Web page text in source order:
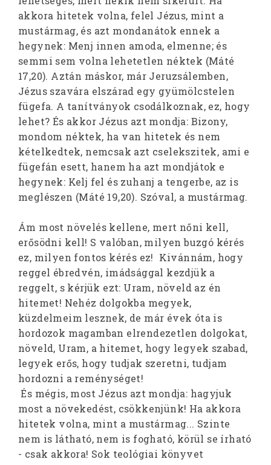
akkora hitetek volna, felel Jézus, mint a
mustármag, és azt mondanátok ennek a
hegynek: Menj innen amoda, elmenne; és
semmi sem volna lehetetlen néktek (Máté
17,20). Aztán máskor, már Jeruzsálemben,
Jézus szavára elszárad egy gyümölcstelen
fügefa. A tanítványok csodálkoznak, ez, hogy
lehet? És akkor Jézus azt mondja: Bizony,
mondom néktek, ha van hitetek és nem
kételkedtek, nemcsak azt cselekszitek, ami e
fügefán esett, hanem ha azt mondjátok e
hegynek: Kelj fel és zuhanj a tengerbe, az is
meglészen (Máté 19,20). Szóval, a mustármag.
Ám most növelés kellene, mert nőni kell,
erősödni kell! S valóban, milyen buzgó kérés
ez, milyen fontos kérés ez! Kivánnám, hogy
reggel ébredvén, imádsággal kezdjük a
reggelt, s kérjük ezt: Uram, növeld az én
hitemet! Nehéz dolgokba megyek,
küzdelmeim lesznek, de már évek óta is
hordozok magamban elrendezetlen dolgokat,
növeld, Uram, a hitemet, hogy legyek szabad,
legyek erős, hogy tudjak szeretni, tudjam
hordozni a reménységet!
És mégis, most Jézus azt mondja: hagyjuk
most a növekedést, csökkenjünk! Ha akkora
hitetek volna, mint a mustármag... Szinte
nem is látható, nem is fogható, körül se írható
- csak akkora! Sok teológiai könyvet